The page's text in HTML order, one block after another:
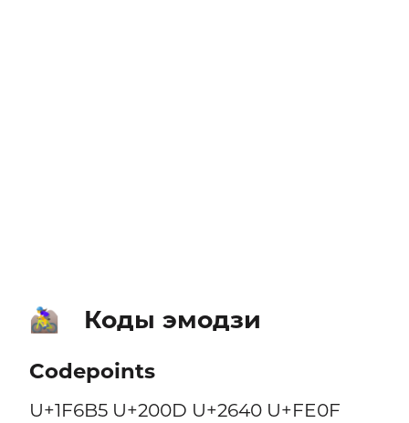
🚵‍♀️ Коды эмодзи
Codepoints
U+1F6B5 U+200D U+2640 U+FE0F